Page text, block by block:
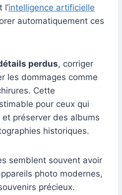
l’intelligence artificielle
automatiquement ces
perdus, corriger
les dommages comme
Cette
pour ceux qui
préserver des albums
historiques.
semblent souvent avoir
photo modernes,
précieux.